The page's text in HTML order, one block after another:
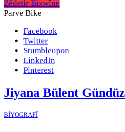
Zêdetir Bixwîne
Parve Bike
Facebook
Twitter
Stumbleupon
LinkedIn
Pinterest
Jiyana Bülent Gündüz
BİYOGRAFÎ